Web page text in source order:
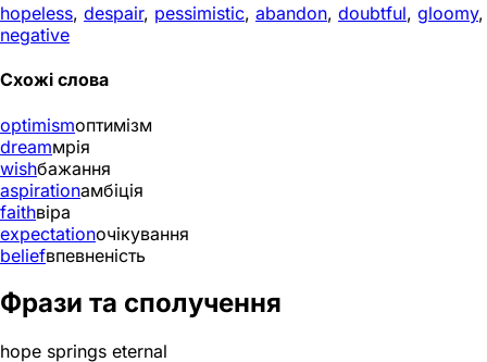
hopeless, despair, pessimistic, abandon, doubtful, gloomy,
negative
Схожі слова
optimismоптимізм
dreamмрія
wishбажання
aspirationамбіція
faithвіра
expectationочікування
beliefвпевненість
Фрази та сполучення
hope springs eternal